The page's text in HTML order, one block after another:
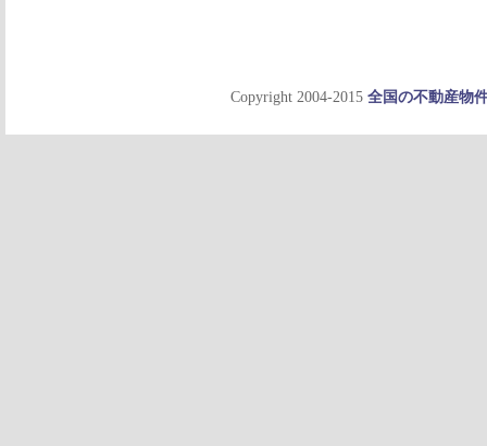
Copyright 2004-2015 全国の不動産物